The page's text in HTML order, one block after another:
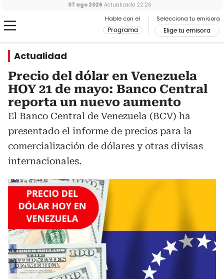
Hable con el
Programa
Selecciona tu emisora
Elige tu emisora
07 ago 2026 Actualizado 22:26
Actualidad
Precio del dólar en Venezuela
HOY 21 de mayo: Banco Central
reporta un nuevo aumento
El Banco Central de Venezuela (BCV) ha
presentado el informe de precios para la
comercialización de dólares y otras divisas
internacionales.